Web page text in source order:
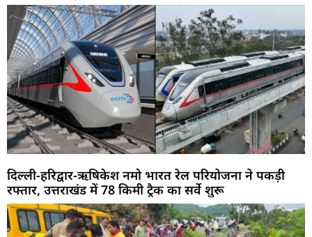
दिल्ली-हरिद्वार-ऋषिकेश नमो भारत रेल परियोजना ने पकड़ी
रफ्तार, उत्तराखंड में 78 किमी ट्रैक का सर्वे शुरू